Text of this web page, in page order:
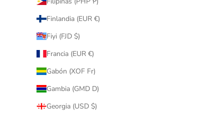
Finlandia (EUR €)
Fiyi (FJD $)
Francia (EUR €)
Gabón (XOF Fr)
Gambia (GMD D)
Georgia (USD $)